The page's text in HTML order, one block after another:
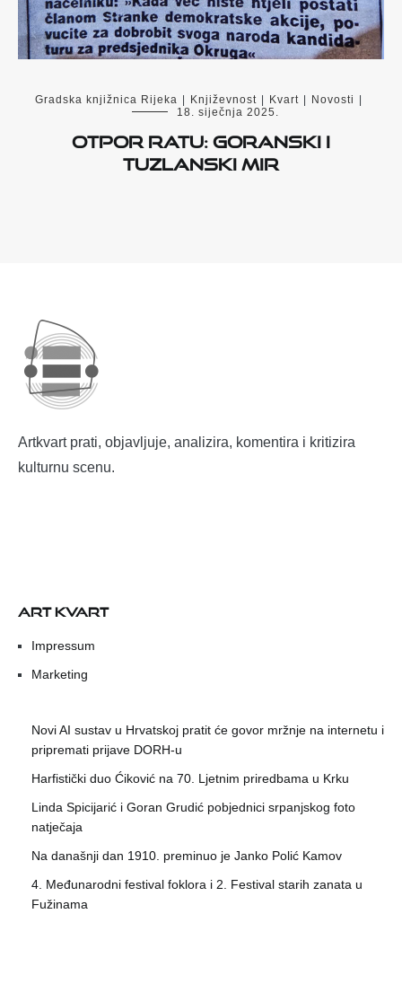
Gradska knjižnica Rijeka Književnost Kvart Novosti
18. siječnja 2025.
Otpor ratu: Goranski i
tuzlanski mir
Artkvart prati, objavljuje, analizira, komentira i kritizira
kulturnu scenu.
ART KVART
Impressum
Marketing
Novi AI sustav u Hrvatskoj pratit će govor mržnje na internetu i
pripremati prijave DORH-u
Harfistički duo Ćiković na 70. Ljetnim priredbama u Krku
Linda Spicijarić i Goran Grudić pobjednici srpanjskog foto
natječaja
Na današnji dan 1910. preminuo je Janko Polić Kamov
4. Međunarodni festival foklora i 2. Festival starih zanata u
Fužinama